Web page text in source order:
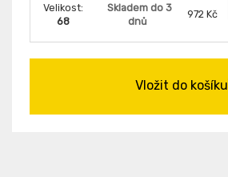
Velikost:
68
Skladem do 3
dnů
972 Kč
Vložit do košíku